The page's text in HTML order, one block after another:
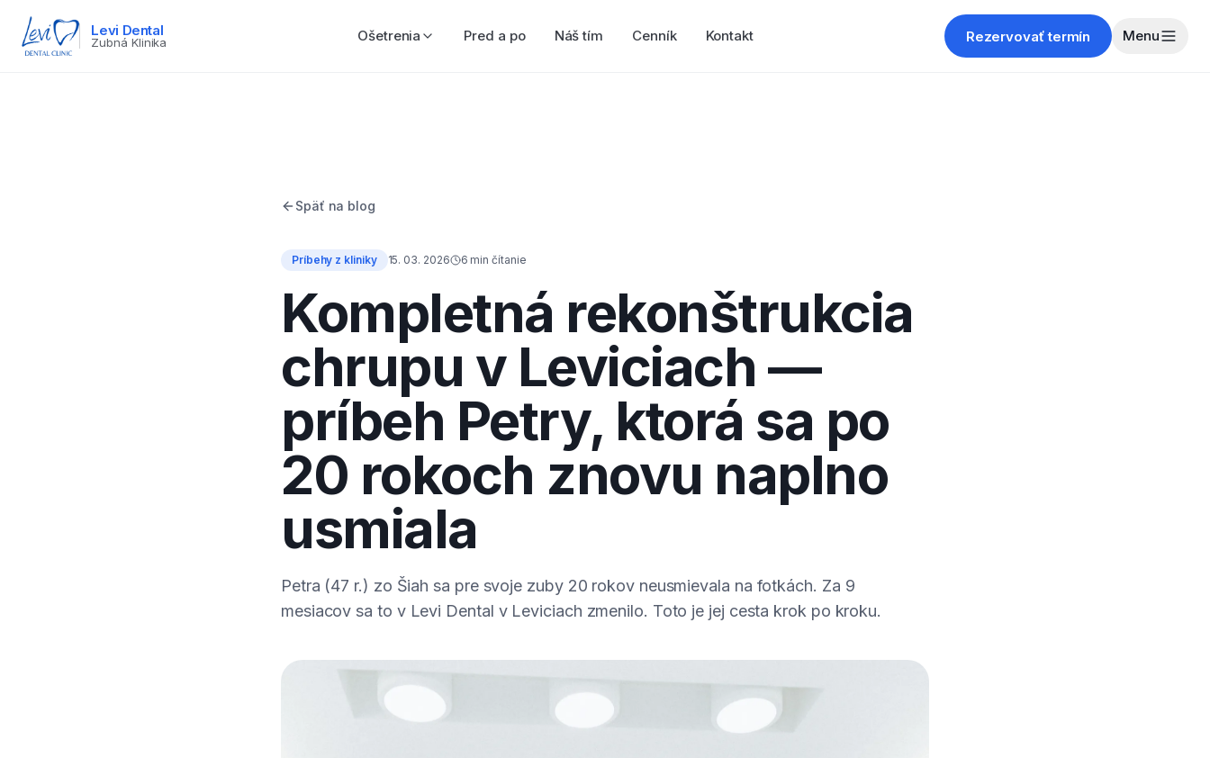
Levi Dental
Zubná Klinika Ošetrenia Pred a po Náš tím Cenník Kontakt Rezervovať termín Menu
Späť na blog
Príbehy z kliniky 15. 03. 2026 6 min čítanie
Kompletná rekonštrukcia
chrupu v Leviciach —
príbeh Petry, ktorá sa po
20 rokoch znovu naplno
usmiala
Petra (47 r.) zo Šiah sa pre svoje zuby 20 rokov neusmievala na fotkách. Za 9
mesiacov sa to v Levi Dental v Leviciach zmenilo. Toto je jej cesta krok po kroku.